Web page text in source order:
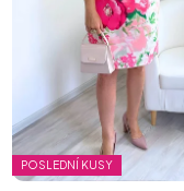
POSLEDNÍ KUSY